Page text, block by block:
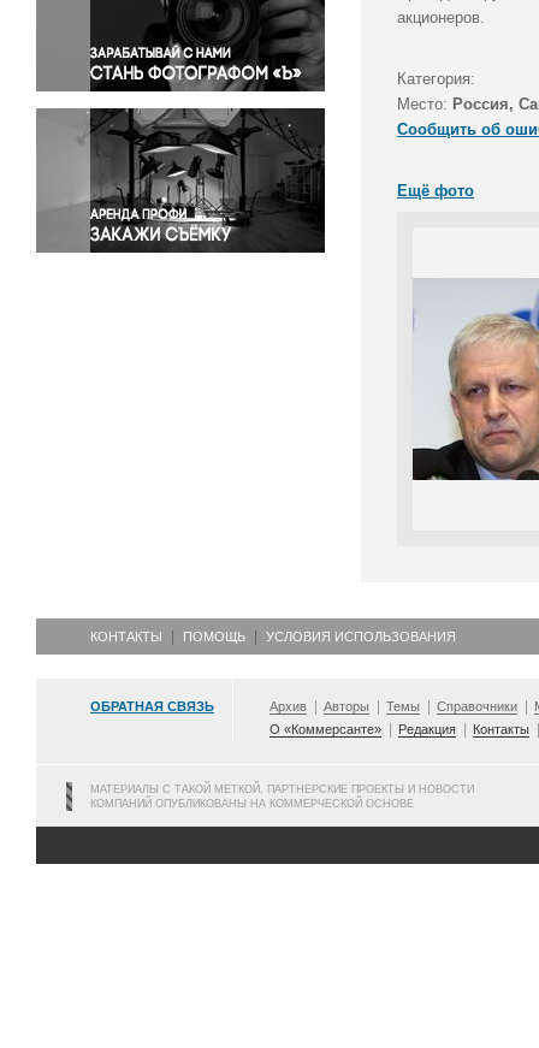
Правосудие
Происшествия и конфликты
Религия
Светская жизнь
Спорт
Экология
Экономика и бизнес
акционеров.
Категория:
Место: Россия,
Сообщить об
Ещё фото
КОНТАКТЫ ПОМОЩЬ УСЛОВИЯ ИСПОЛЬЗОВАНИЯ
ОБРАТНАЯ СВЯЗЬ Архив Авторы Темы Справочники
О «Коммерсанте»
Редакция Контакты
МАТЕРИАЛЫ С ТАКОЙ МЕТКОЙ, ПАРТНЕРСКИЕ ПРОЕКТЫ И НОВОСТИ
КОМПАНИЙ ОПУБЛИКОВАНЫ НА КОММЕРЧЕСКОЙ ОСНОВЕ